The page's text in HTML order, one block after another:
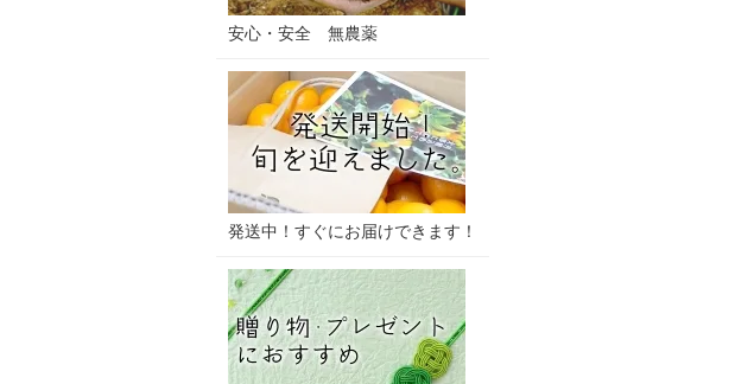
安心・安全 無農薬
発送中！すぐにお届けできます！